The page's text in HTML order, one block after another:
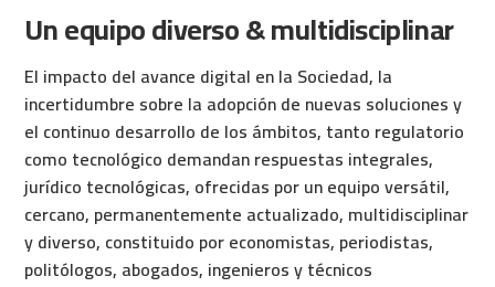
Un equipo diverso & multidisciplinar
El impacto del avance digital en la Sociedad, la
incertidumbre sobre la adopción de nuevas soluciones y
el continuo desarrollo de los ámbitos, tanto regulatorio
como tecnológico demandan respuestas integrales,
jurídico tecnológicas, ofrecidas por un equipo versátil,
cercano, permanentemente actualizado, multidisciplinar
y diverso, constituido por economistas, periodistas,
politólogos, abogados, ingenieros y técnicos